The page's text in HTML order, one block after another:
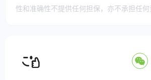
性和准确性不提供任何担保，亦不承担任何